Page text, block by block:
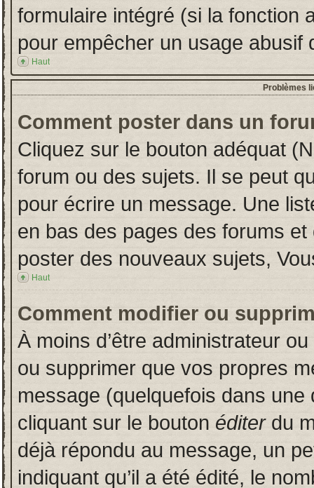
formulaire intégré (si la fonction
pour empêcher un usage abusif
Haut
Problèmes
Comment poster dans un
Cliquez sur le bouton adéquat
forum ou des sujets. Il se peut
pour écrire un message. Une
en bas des pages des forums
poster des nouveaux sujets,
Haut
Comment modifier ou
À moins d’être administrateur
ou supprimer que vos propres
message (quelquefois dans
cliquant sur le bouton éditerdu
déjà répondu au message, un
indiquant qu’il a été édité, le